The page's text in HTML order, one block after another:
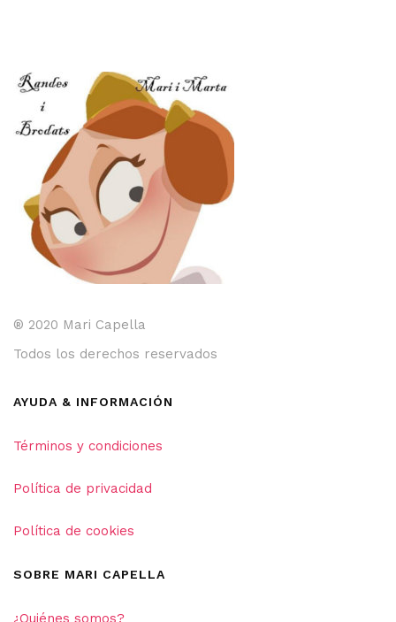
® 2020 Mari Capella
Todos los derechos reservados
AYUDA & INFORMACIÓN
Términos y condiciones
Política de privacidad
Política de cookies
SOBRE MARI CAPELLA
¿Quiénes somos?